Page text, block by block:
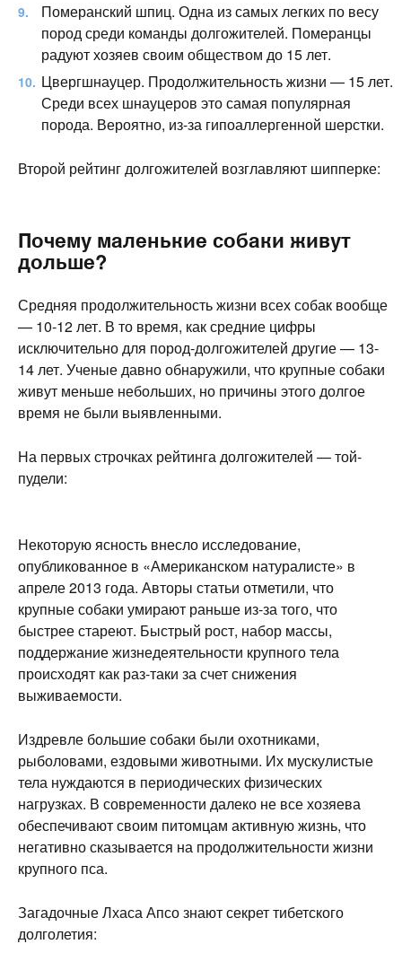
Померанский шпиц. Одна из самых легких по весу
пород среди команды долгожителей. Померанцы
радуют хозяев своим обществом до 15 лет.
Цвергшнауцер. Продолжительность жизни — 15 лет.
Среди всех шнауцеров это самая популярная
порода. Вероятно, из-за гипоаллергенной шерстки.
Второй рейтинг долгожителей возглавляют шипперке:
Почему маленькие собаки живут
дольше?
Средняя продолжительность жизни всех собак вообще
— 10-12 лет. В то время, как средние цифры
исключительно для пород-долгожителей другие — 13-
14 лет. Ученые давно обнаружили, что крупные собаки
живут меньше небольших, но причины этого долгое
время не были выявленными.
На первых строчках рейтинга долгожителей — той-
пудели:
Некоторую ясность внесло исследование,
опубликованное в «Американском натуралисте» в
апреле 2013 года. Авторы статьи отметили, что
крупные собаки умирают раньше из-за того, что
быстрее стареют. Быстрый рост, набор массы,
поддержание жизнедеятельности крупного тела
происходят как раз-таки за счет снижения
выживаемости.
Издревле большие собаки были охотниками,
рыболовами, ездовыми животными. Их мускулистые
тела нуждаются в периодических физических
нагрузках. В современности далеко не все хозяева
обеспечивают своим питомцам активную жизнь, что
негативно сказывается на продолжительности жизни
крупного пса.
Загадочные Лхаса Апсо знают секрет тибетского
долголетия: